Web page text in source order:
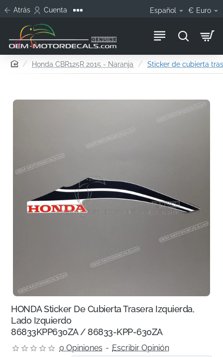
Atrás Cuenta Español € Euro
homeHonda CBR125R 2015 - Naranja Sticker de cubierta
HONDA Sticker De Cubierta Trasera Izquierda,
Lado Izquierdo
86833KPP630ZA / 86833-KPP-630ZA
0 Opiniones - Escribir Opinión